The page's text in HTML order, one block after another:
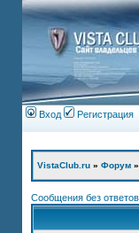
Вход Регистрация
VistaClub.ru » Форум »
Сообщения без ответов